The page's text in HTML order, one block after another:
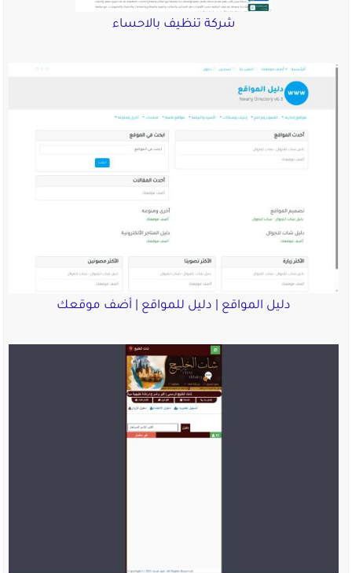
شركة تنظيف بالاحساء
دليل المواقع | دليل للمواقع | أضف موقعك